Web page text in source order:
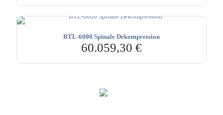
BTL-6000 Spinale Dekompression
60.059,30 €